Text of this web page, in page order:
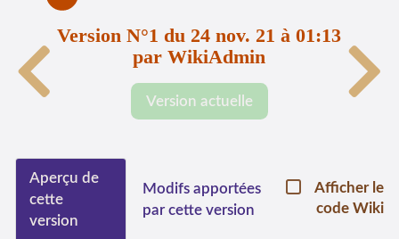
Version N°1 du 24 nov. 21 à 01:13
par WikiAdmin
Version actuelle
Aperçu de
cette
version
Modifs apportées
par cette version
Afficher le
code Wiki